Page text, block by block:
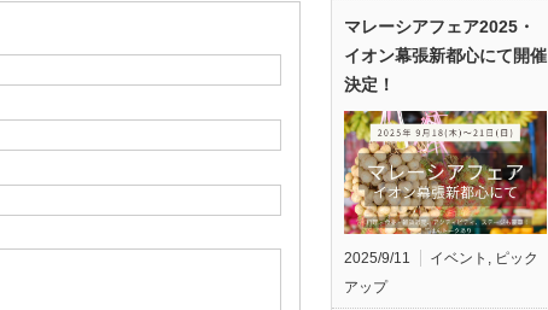
マレーシアフェア2025・
イオン幕張新都心にて開催
決定！
2025/9/11 イベント , ピック
アップ